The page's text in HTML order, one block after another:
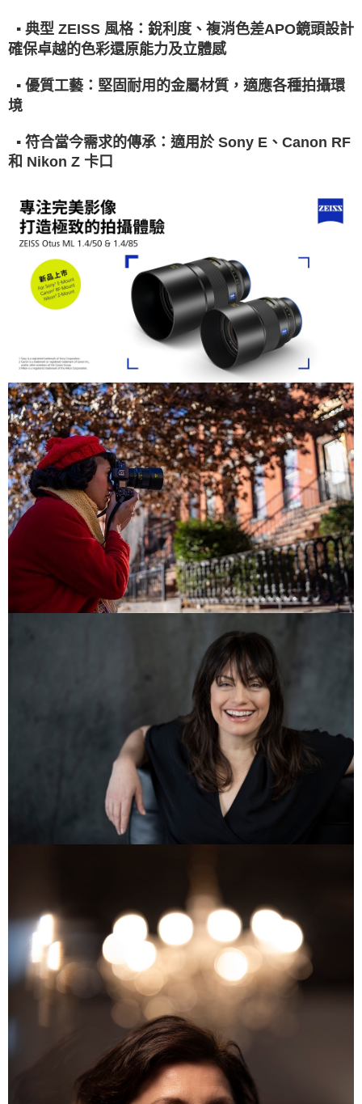
https://aftee.tw/terms/#terms3
３．未成年的使用者請事先徵得法定代理人或監護人之同意方可使用
任。
４．使用「AFTEE先享後付」時，將依據個別帳號之用戶狀況，依本公司即
時審查核予不同之上限額度；若仍有額度不足之情形，本公司將視審查結果
５．嚴禁一人註冊多個帳號或使用他人資訊註冊。若發現惡意使用之情形，
恩沛科技股份有限公司將有權停止該用戶之使用額度並採取法律行動。
▪️ 典型 ZEISS 風格：銳利度、複消色差APO鏡頭設計
確保卓越的色彩還原能力及立體感
▪️ 優質工藝：堅固耐用的金屬材質，適應各種拍攝環
境
▪️ 符合當今需求的傳承：適用於 Sony E、Canon RF
和 Nikon Z 卡口